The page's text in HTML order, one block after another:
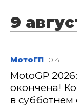
9
МотоГП 10:41
MotoGP
окончена!
в субботнем